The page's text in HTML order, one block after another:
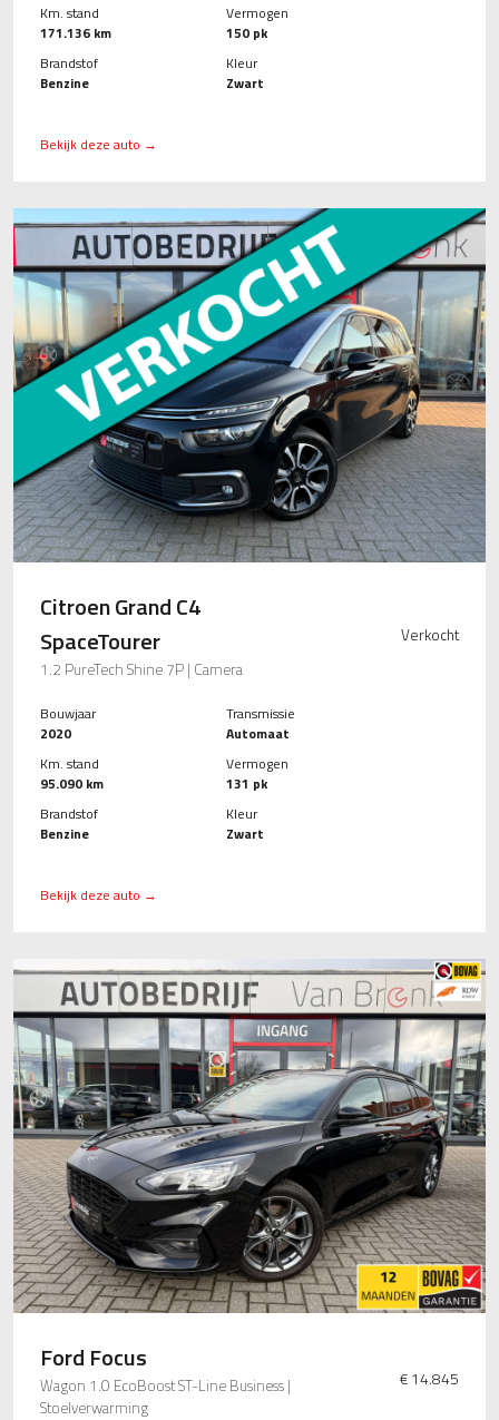
Km. stand
171.136 km
Brandstof
Benzine
Vermogen
150 pk
Kleur
Zwart
Bekijk deze auto →
Citroen Grand C4
SpaceTourer
1.2 PureTech Shine 7P | Camera
Verkocht
Bouwjaar
2020
Km. stand
95.090 km
Brandstof
Benzine
Transmissie
Automaat
Vermogen
131 pk
Kleur
Zwart
Bekijk deze auto →
Ford Focus
Wagon 1.0 EcoBoost ST-Line Business |
Stoelverwarming
€ 14.845